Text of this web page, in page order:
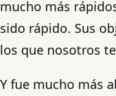
mucho más
sido rápido. Sus
los que nosotros
Y fue mucho más